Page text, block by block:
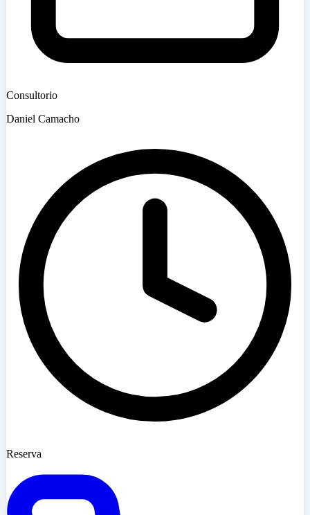
Consultorio
Daniel Camacho
Reserva